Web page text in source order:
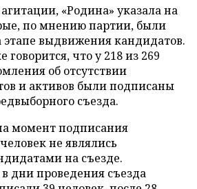
«Родина» указала на
по мнению партии, были
выдвижения кандидатов.
говорится, что у 218 из 269
об отсутствии
и активов были подписаны
съезда.
момент подписания
не являлись
на съезде.
дни проведения съезда